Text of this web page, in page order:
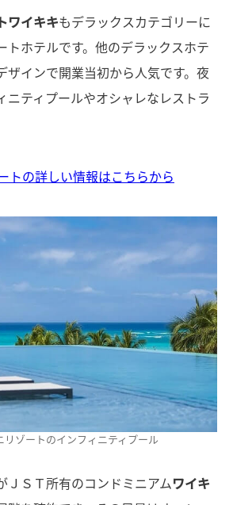
ワイキキもデラックスカテゴリーに
トホテルです。他のデラックスホテ
ザインで開業当初から人気です。夜
ニティプールやオシャレなレストラ
トの詳しい情報はこちらから
リゾートのインフィニティプール
ＪＳＴ所有のコンドミニアムワイキ